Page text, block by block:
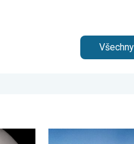
2026Zajímavé pozorování. . .
Tajemství bílé